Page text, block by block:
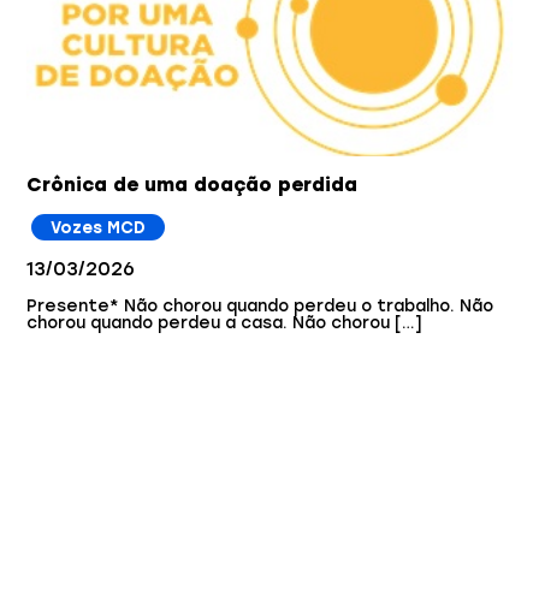
Crônica de uma doação perdida
Vozes MCD
13/03/2026
Presente* Não chorou quando perdeu o trabalho. Não
chorou quando perdeu a casa. Não chorou […]